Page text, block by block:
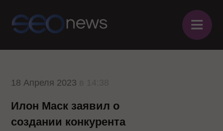
≡
18 Апреля 2023
Илон Маск заявил о
создании конкурента